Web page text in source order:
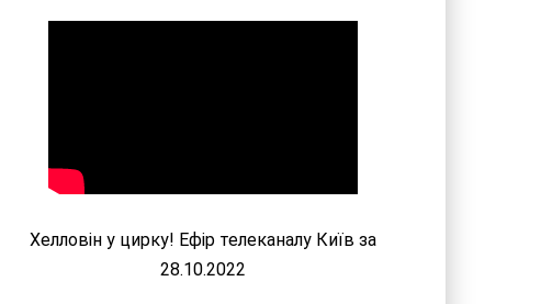
Хелловін у цирку! Ефір телеканалу Київ за
28.10.2022